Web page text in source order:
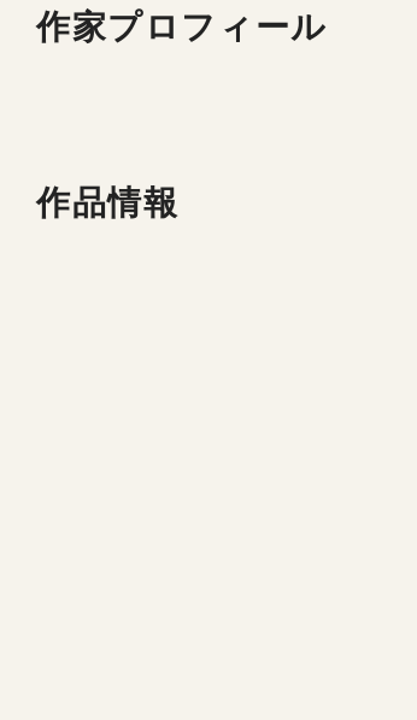
作家プロフィール
作品情報